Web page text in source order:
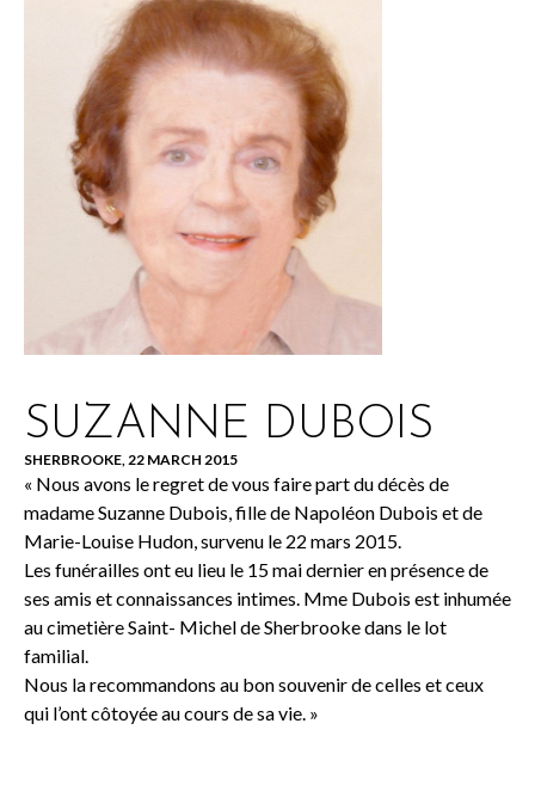
SUZANNE DUBOIS
SHERBROOKE, 22 MARCH 2015
« Nous avons le regret de vous faire part du décès de
madame Suzanne Dubois, fille de Napoléon Dubois et de
Marie-Louise Hudon, survenu le 22 mars 2015.
Les funérailles ont eu lieu le 15 mai dernier en présence de
ses amis et connaissances intimes. Mme Dubois est inhumée
au cimetière Saint- Michel de Sherbrooke dans le lot
familial.
Nous la recommandons au bon souvenir de celles et ceux
qui l’ont côtoyée au cours de sa vie. »